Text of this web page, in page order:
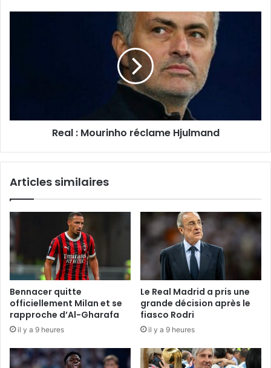
Real : Mourinho réclame Hjulmand
Articles similaires
Bennacer quitte
officiellement Milan et se
rapproche d’Al-Gharafa
il y a 9 heures
Le Real Madrid a pris une
grande décision après le
fiasco Rodri
il y a 9 heures